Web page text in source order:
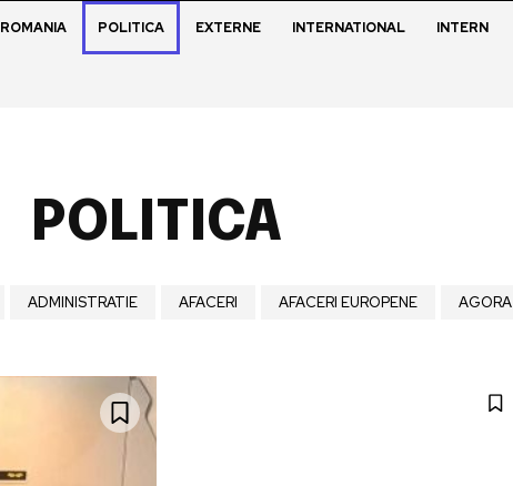
ROMANIA POLITICA EXTERNE INTERNATIONAL INTERN
POLITICA
ADMINISTRATIE AFACERI AFACERI EUROPENE AGORA